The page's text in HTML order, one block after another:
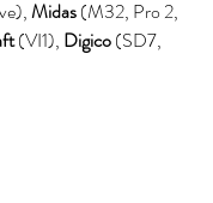
Midas (M32, Pro 2,
(VI1), Digico (SD7,